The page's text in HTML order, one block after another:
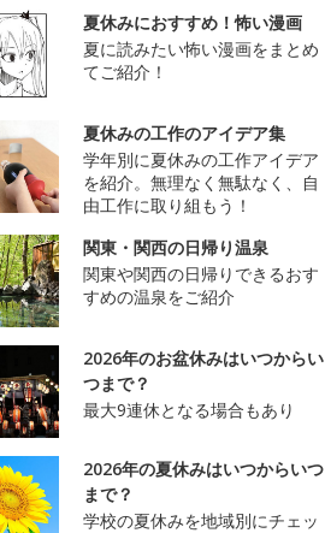
夏休みにおすすめ！怖い漫画
夏に読みたい怖い漫画をまとめ
てご紹介！
夏休みの工作のアイデア集
学年別に夏休みの工作アイデア
を紹介。無理なく無駄なく、自
由工作に取り組もう！
関東・関西の日帰り温泉
関東や関西の日帰りできるおす
すめの温泉をご紹介
2026年のお盆休みはいつからい
つまで？
最大9連休となる場合もあり
2026年の夏休みはいつからいつ
まで？
学校の夏休みを地域別にチェッ